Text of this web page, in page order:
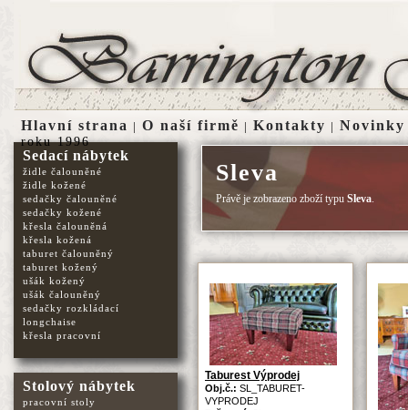
Sleva
Právě je zobrazeno zboží typu Sleva.
Taburest Výprodej
Obj.č.: SL_TABURET-
VYPRODEJ
Sedací nábytek
židle čalouněné
židle kožené
sedačky čalouněné
sedačky kožené
křesla čalouněná
křesla kožená
taburet čalouněný
taburet kožený
ušák kožený
ušák čalouněný
sedačky rozkládací
longchaise
křesla pracovní
Stolový nábytek
pracovní stoly
Hlavní strana | O naší firmě | Kontakty | Novinky
roku 1996